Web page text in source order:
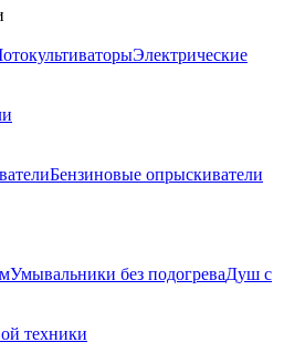
Электрические
Бензиновые опрыскиватели
Умывальники без подогреваДуш с
техники